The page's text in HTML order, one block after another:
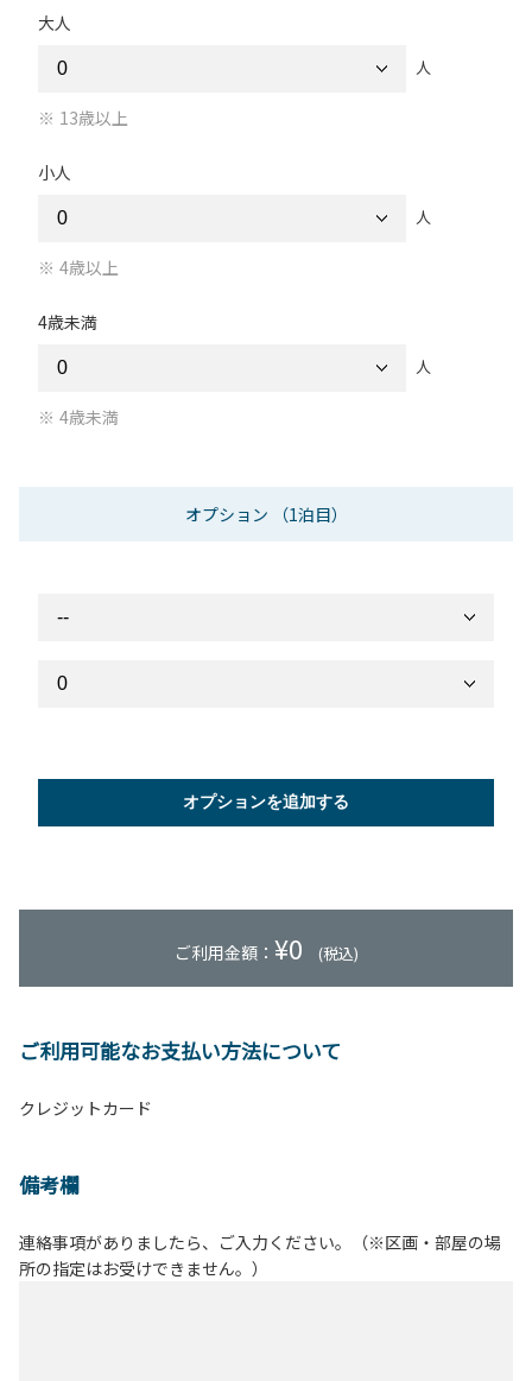
大人
人
13歳以上
小人
人
4歳以上
4歳未満
人
4歳未満
オプション （1泊目）
オプションを追加する
ご利用金額： ¥0 (税込)
ご利用可能なお支払い方法について
クレジットカード
備考欄
連絡事項がありましたら、ご入力ください。（※区画・部屋の場
所の指定はお受けできません。）